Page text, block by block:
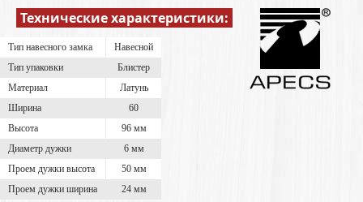
Технические характеристики:
Тип навесного замка
Навесной
Тип упаковки
Блистер
Материал
Латунь
Ширина
60
Высота
96 мм
Диаметр дужки
6 мм
Проем дужки высота
50 мм
Проем дужки ширина
24 мм